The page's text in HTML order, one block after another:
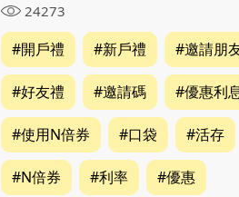
24273
#開戶禮 #新戶禮 #邀請朋
#好友禮 #邀請碼 #優惠利
#使用N倍券 #口袋 #活存
#N倍券 #利率 #優惠
02-8979-6600